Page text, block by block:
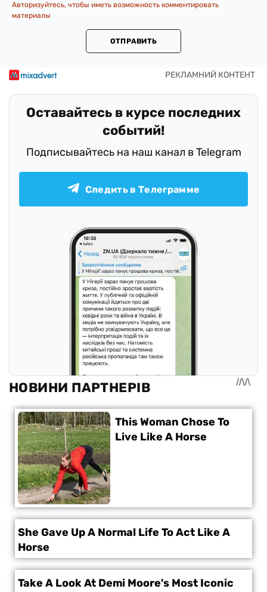
Авторизуйтесь, чтобы иметь возможность комментировать
материалы
ОТПРАВИТЬ
Оставайтесь в курсе последних
событий!
Подписывайтесь на наш канал в Telegram
Следить в Телеграмме